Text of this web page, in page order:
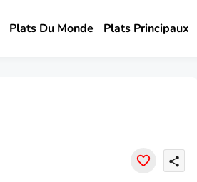
Plats Du Monde Plats Principaux
share